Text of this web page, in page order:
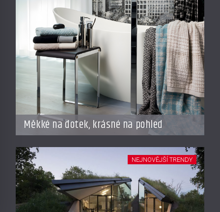
Měkké na dotek, krásné na pohled
NEJNOVĚJŠÍ TRENDY